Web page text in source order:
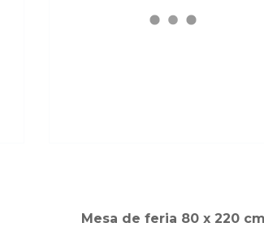
Mesa de feria 80 x 220 cm